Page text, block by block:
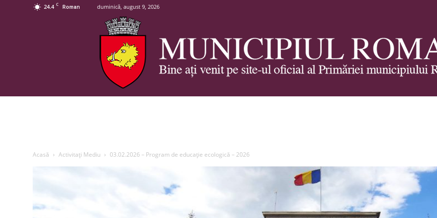
24.4 C Roman duminică, august 9, 2026
Acasă Activitaţi Mediu 03.02.2026 – Program de educație ecologică – 2026